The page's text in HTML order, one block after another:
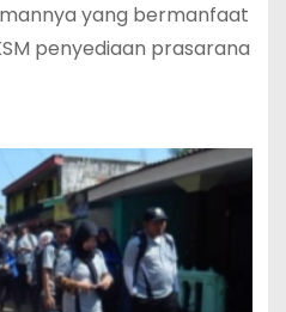
yang bermanfaat
penyediaan prasarana